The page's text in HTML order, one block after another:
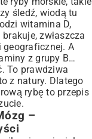
Ryb – Jak
Ryba na Twoim
Korzyścią
śledź, wiodą tu
witamina D,
zwłaszcza
geograficznej. A
z grupy B…
To prawdziwa
z natury. Dlatego
rybę to przepis
–